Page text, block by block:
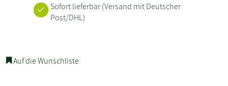
Sofort lieferbar(Versand mit Deutscher
Post/DHL)
Auf die Wunschliste